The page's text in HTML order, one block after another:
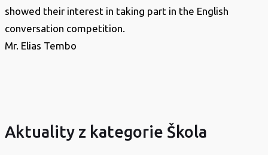
showed their interest in taking part in the English
conversation competition.
Mr. Elias Tembo
Aktuality z kategorie Škola